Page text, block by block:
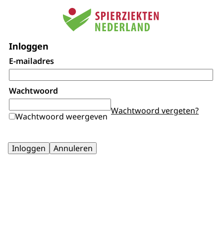
Inloggen
E-mailadres
Wachtwoord
Wachtwoord weergeven
Wachtwoord vergeten?
Inloggen Annuleren